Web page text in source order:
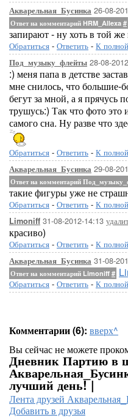
Акварельная_Бусинка 26-08-
Ответ на комментарий HRM_Allexa #
запирают - ну хоть в той же
Обратиться - Ответить - К
Под_музыку_флейты 28-08-
:) меня папа в детстве
мне снилось, что
бегут за мной, а я
трушусь:) Так что фото это
самого сна. Ну разве что
Обратиться - Ответить - К
Акварельная_Бусинка 29-08-
Ответ на комментарий
такие фигуры уже не
Обратиться - Ответить - К
Limoniff 31-08-2012-14:13
красиво)
Обратиться - Ответить - К
Акварельная_Бусинка 31-08-
Ответ на комментарий Limoniff #
Обратиться - Ответить - К
Комментарии (6): вверх^
Вы сейчас не можете
Дневник Партию в
лучший день! |
Лента друзей
Добавить в друзья